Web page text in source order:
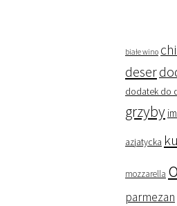
białe wino
deser
dodatek do
grzyby
azjatycka
mozzarella
parmezan